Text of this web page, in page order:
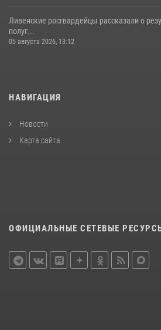
Ливенские росгвардейцы рассказали о
полуг...
05 августа 2026, 13:12
НАВИГАЦИЯ
Новости
Карта сайта
ОФИЦИАЛЬНЫЕ СЕТЕВЫЕ